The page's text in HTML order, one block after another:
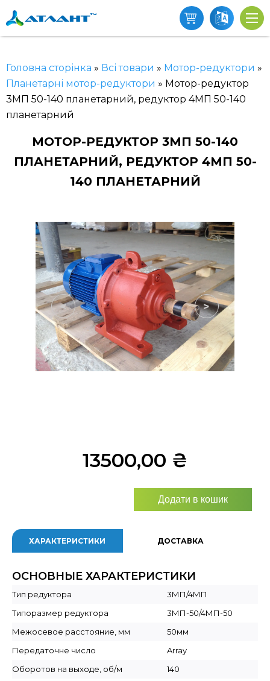
Головна сторінка » Всі товари » Мотор-редуктори »
Планетарні мотор-редуктори » Мотор-редуктор
3МП 50-140 планетарний, редуктор 4МП 50-140
планетарний
МОТОР-РЕДУКТОР 3МП 50-140
ПЛАНЕТАРНИЙ, РЕДУКТОР 4МП 50-
140 ПЛАНЕТАРНИЙ
< >
13500,00 ₴
Додати в кошик
ХАРАКТЕРИСТИКИ ДОСТАВКА
ОСНОВНЫЕ ХАРАКТЕРИСТИКИ
Тип редуктора
3МП/4МП
Типоразмер редуктора
3МП-50/4МП-50
Межосевое расстояние, мм
50мм
Передаточне число
Array
Оборотов на выходе, об/м
140